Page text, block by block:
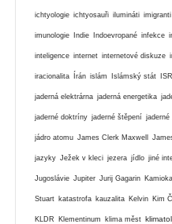
ichtyologie ichtyosauři ilumináti imigranti
imunologie Indie Indoevropané infekce
inteligence internet internetové diskuze
iracionalita Írán islám Islámský stát
jaderná elektrárna jaderná energetika
jaderné doktríny jaderné štěpení jaderné
jádro atomu James Clerk Maxwell
jazyky Ježek v kleci jezera jídlo jiné
Jugoslávie Jupiter Jurij Gagarin
Stuart katastrofa kauzalita Kelvin Kim
KLDR Klementinum klima měst